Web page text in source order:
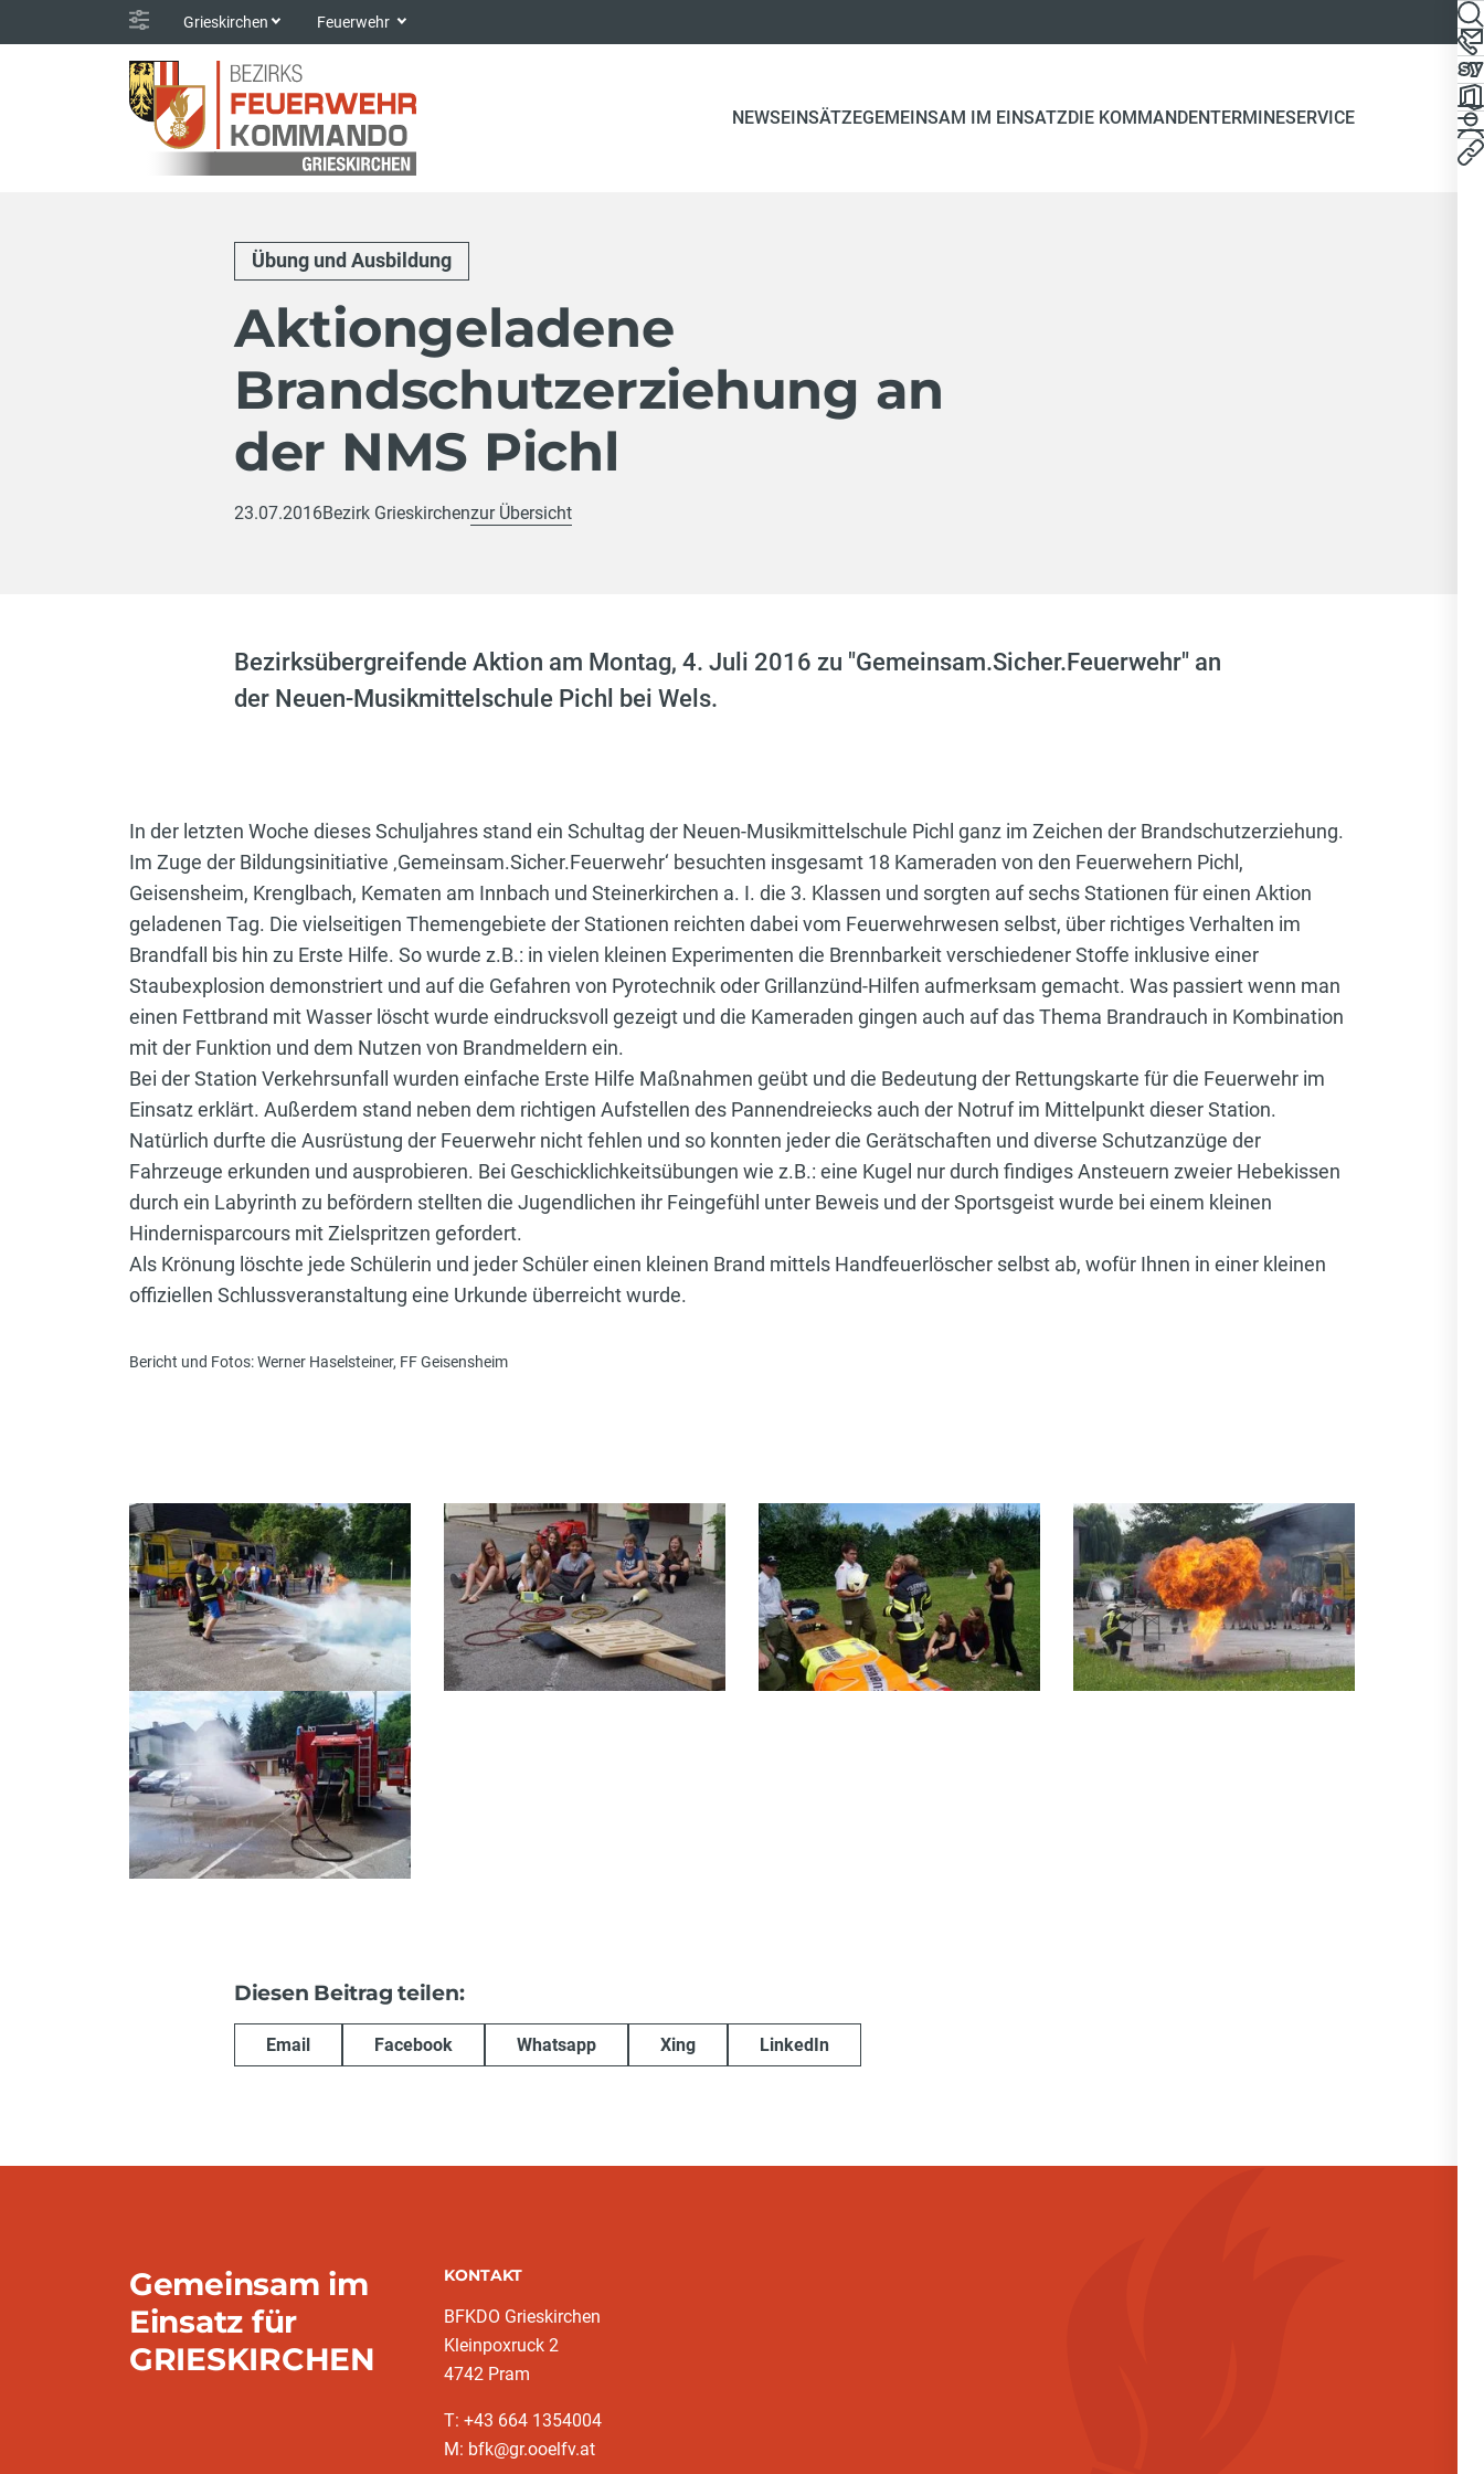
Grieskirchen Feuerwehr
NEWS(CURRENT)
EINSÄTZEGEMEINSAM IM EINSATZDIE KOMMANDENTERMINESERVICE
Übung und Ausbildung
Aktiongeladene
Brandschutzerziehung an
der NMS Pichl
23.07.2016Bezirk Grieskirchenzur Übersicht
Bezirksübergreifende Aktion am Montag, 4. Juli 2016 zu "Gemeinsam.Sicher.Feuerwehr" an
der Neuen-Musikmittelschule Pichl bei Wels.
In der letzten Woche dieses Schuljahres stand ein Schultag der Neuen-Musikmittelschule Pichl ganz im Zeichen der Brandschutzerziehung.
Im Zuge der Bildungsinitiative ‚Gemeinsam.Sicher.Feuerwehr‘ besuchten insgesamt 18 Kameraden von den Feuerwehern Pichl,
Geisensheim, Krenglbach, Kematen am Innbach und Steinerkirchen a. I. die 3. Klassen und sorgten auf sechs Stationen für einen Aktion
geladenen Tag. Die vielseitigen Themengebiete der Stationen reichten dabei vom Feuerwehrwesen selbst, über richtiges Verhalten im
Brandfall bis hin zu Erste Hilfe. So wurde z.B.: in vielen kleinen Experimenten die Brennbarkeit verschiedener Stoffe inklusive einer
Staubexplosion demonstriert und auf die Gefahren von Pyrotechnik oder Grillanzünd-Hilfen aufmerksam gemacht. Was passiert wenn man
einen Fettbrand mit Wasser löscht wurde eindrucksvoll gezeigt und die Kameraden gingen auch auf das Thema Brandrauch in Kombination
mit der Funktion und dem Nutzen von Brandmeldern ein.
Bei der Station Verkehrsunfall wurden einfache Erste Hilfe Maßnahmen geübt und die Bedeutung der Rettungskarte für die Feuerwehr im
Einsatz erklärt. Außerdem stand neben dem richtigen Aufstellen des Pannendreiecks auch der Notruf im Mittelpunkt dieser Station.
Natürlich durfte die Ausrüstung der Feuerwehr nicht fehlen und so konnten jeder die Gerätschaften und diverse Schutzanzüge der
Fahrzeuge erkunden und ausprobieren. Bei Geschicklichkeitsübungen wie z.B.: eine Kugel nur durch findiges Ansteuern zweier Hebekissen
durch ein Labyrinth zu befördern stellten die Jugendlichen ihr Feingefühl unter Beweis und der Sportsgeist wurde bei einem kleinen
Hindernisparcours mit Zielspritzen gefordert.
Als Krönung löschte jede Schülerin und jeder Schüler einen kleinen Brand mittels Handfeuerlöscher selbst ab, wofür Ihnen in einer kleinen
offiziellen Schlussveranstaltung eine Urkunde überreicht wurde.
Bericht und Fotos: Werner Haselsteiner, FF Geisensheim
Diesen Beitrag teilen:
Email Facebook Whatsapp Xing LinkedIn
Gemeinsam im
Einsatz für
GRIESKIRCHEN
KONTAKT
BFKDO Grieskirchen
Kleinpoxruck 2
4742 Pram
T: +43 664 1354004
M: bfk@gr.ooelfv.at